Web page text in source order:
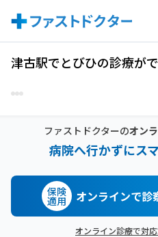
津古駅でとびひの診療が
ファストドクターのオン
病院へ行かずにス
保険
適用 オンラインで診
オンライン診療で対